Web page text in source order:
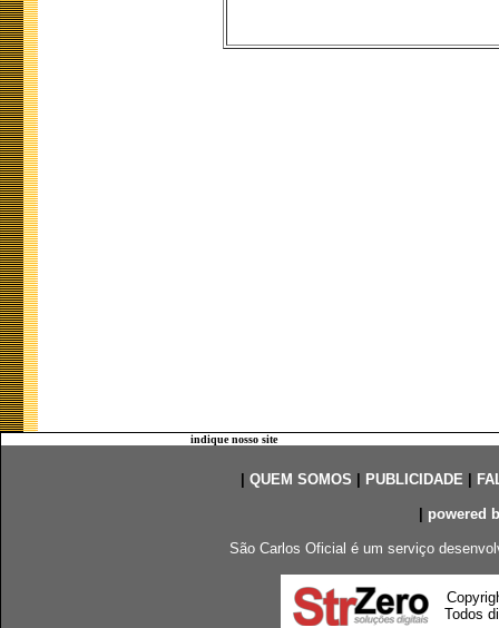
indique nosso site
QUEM SOMOS PUBLICIDADE|
powered
São Carlos Oficial é um serviço
Todos